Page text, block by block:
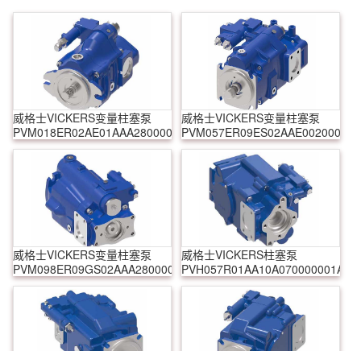
威格士VICKERS变量柱塞泵
PVM018ER02AE01AAA28000000A0A
威格士VICKERS变量柱塞泵
威格士VICKERS变量柱塞泵
PVM098ER09GS02AAA28000001A0A
威格士VICKERS柱塞泵